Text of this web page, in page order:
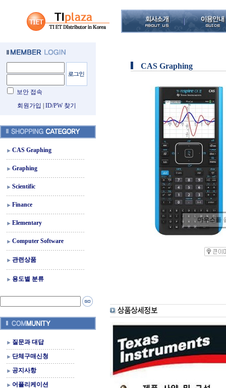
보안 접속
회원가입
ID/PW 찾기
CAS Graphing
Graphing
Scientific
Finance
Elementary
Computer Software
관련상품
용도별 분류
질문과 대답
단체구매신청
공지사항
어플리케이션
CAS Graphing
마우스를